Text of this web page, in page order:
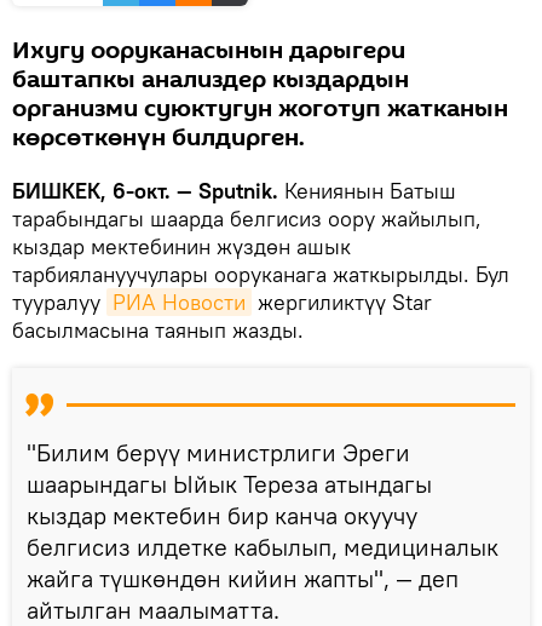
Ихугу ооруканасынын дарыгери
баштапкы анализдер кыздардын
организми суюктугун жоготуп жатканын
көрсөткөнүн билдирген.
БИШКЕК, 6-окт. — Sputnik. Кениянын Батыш
тарабындагы шаарда белгисиз оору жайылып,
кыздар мектебинин жүздөн ашык
тарбиялануучулары ооруканага жаткырылды. Бул
тууралуу РИА Новости жергиликтүү Star
басылмасына таянып жазды.
"Билим берүү министрлиги Эреги
шаарындагы Ыйык Тереза атындагы
кыздар мектебин бир канча окуучу
белгисиз илдетке кабылып, медициналык
жайга түшкөндөн кийин жапты", — деп
айтылган маалыматта.